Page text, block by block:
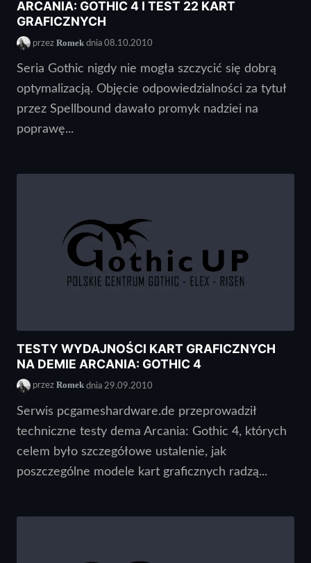
ARCANIA: GOTHIC 4 I TEST 22 KART
GRAFICZNYCH
przez Romek dnia 08.10.2010
Seria Gothic nigdy nie mogła szczycić się dobrą
optymalizacją. Objęcie odpowiedzialności za tytuł
przez Spellbound dawało promyk nadziei na
poprawę...
TESTY WYDAJNOŚCI KART GRAFICZNYCH
NA DEMIE ARCANIA: GOTHIC 4
przez Romek dnia 29.09.2010
Serwis pcgameshardware.de przeprowadził
techniczne testy dema Arcania: Gothic 4, których
celem było szczegółowe ustalenie, jak
poszczególne modele kart graficznych radzą...